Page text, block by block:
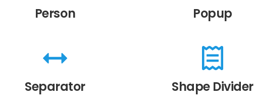
Person Popup
Separator Shape Divider